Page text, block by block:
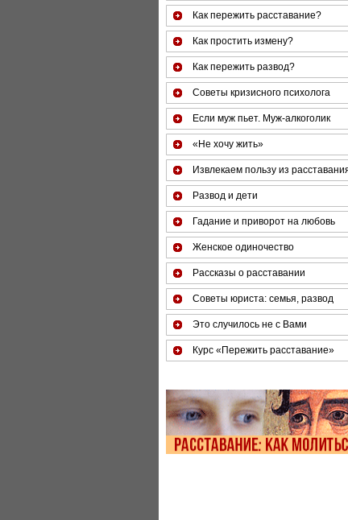
Как пережить расставание?
Как простить измену?
Как пережить развод?
Советы кризисного психолога
Если муж пьет. Муж-алкоголик
«Не хочу жить»
Извлекаем пользу из
Развод и дети
Гадание и приворот на любовь
Женское одиночество
Рассказы о расставании
Советы юриста: семья, развод
Это случилось не с Вами
Курс «Пережить расставание»